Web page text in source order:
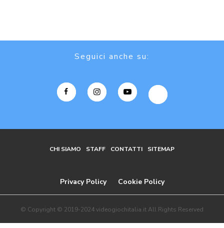
Seguici anche su:
CHI SIAMO STAFF CONTATTI SITEMAP
Privacy Policy Cookie Policy
© Copyright © 2019-2024 videogiochitalia.it All Rights Reserved